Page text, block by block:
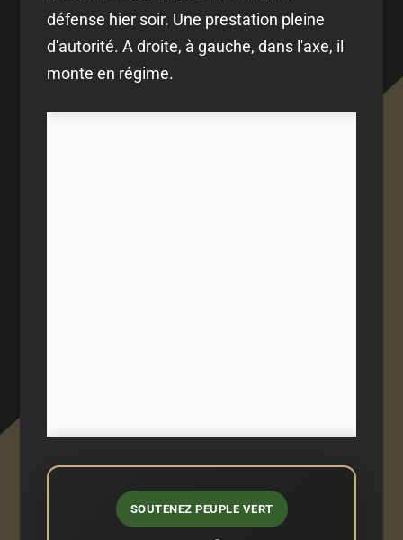
défense hier soir. Une prestation pleine
d'autorité. A droite, à gauche, dans l'axe, il
monte en régime.
SOUTENEZ PEUPLE VERT